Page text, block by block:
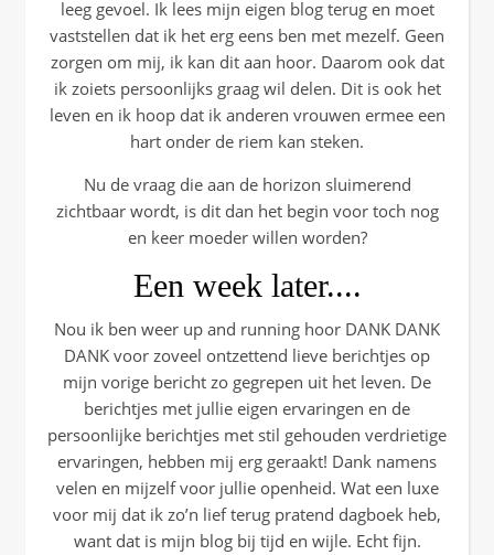
leeg gevoel. Ik lees mijn eigen blog terug en moet
vaststellen dat ik het erg eens ben met mezelf. Geen
zorgen om mij, ik kan dit aan hoor. Daarom ook dat
ik zoiets persoonlijks graag wil delen. Dit is ook het
leven en ik hoop dat ik anderen vrouwen ermee een
hart onder de riem kan steken.
Nu de vraag die aan de horizon sluimerend
zichtbaar wordt, is dit dan het begin voor toch nog
en keer moeder willen worden?
Een week later....
Nou ik ben weer up and running hoor DANK DANK
DANK voor zoveel ontzettend lieve berichtjes op
mijn vorige bericht zo gegrepen uit het leven. De
berichtjes met jullie eigen ervaringen en de
persoonlijke berichtjes met stil gehouden verdrietige
ervaringen, hebben mij erg geraakt! Dank namens
velen en mijzelf voor jullie openheid. Wat een luxe
voor mij dat ik zo’n lief terug pratend dagboek heb,
want dat is mijn blog bij tijd en wijle. Echt fijn.